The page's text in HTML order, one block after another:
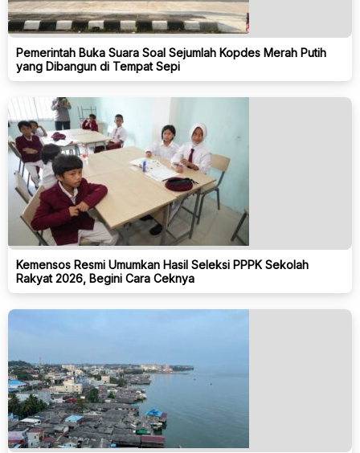
Pemerintah Buka Suara Soal Sejumlah Kopdes Merah Putih
yang Dibangun di Tempat Sepi
Kemensos Resmi Umumkan Hasil Seleksi PPPK Sekolah
Rakyat 2026, Begini Cara Ceknya